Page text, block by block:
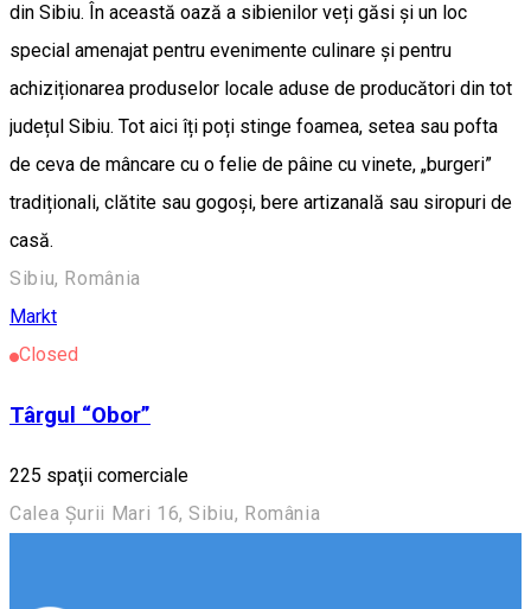
din Sibiu. În această oază a sibienilor veți găsi și un loc
special amenajat pentru evenimente culinare și pentru
achiziționarea produselor locale aduse de producători din tot
județul Sibiu. Tot aici îți poți stinge foamea, setea sau pofta
de ceva de mâncare cu o felie de pâine cu vinete, „burgeri”
tradiționali, clătite sau gogoși, bere artizanală sau siropuri de
casă.
Sibiu, România
Markt
Closed
Târgul “Obor”
225 spaţii comerciale
Calea Șurii Mari 16, Sibiu, România